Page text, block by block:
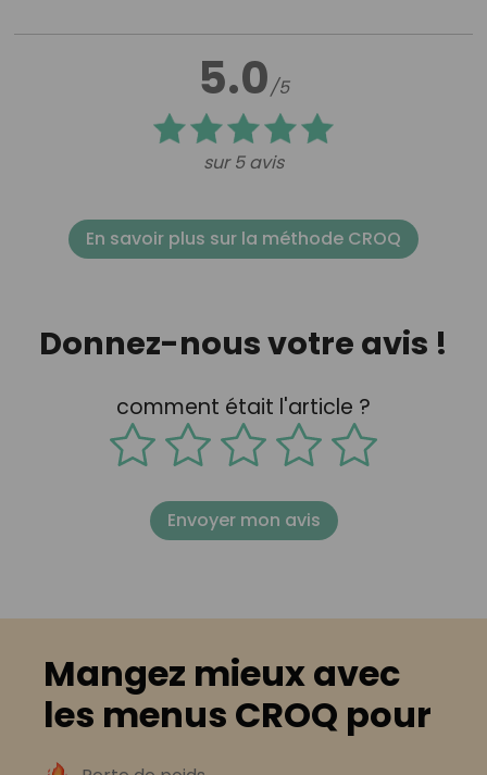
5.0/5
sur 5 avis
En savoir plus sur la méthode CROQ
Donnez-nous votre avis !
comment était l'article ?
Envoyer mon avis
Mangez mieux avec
les menus CROQ pour